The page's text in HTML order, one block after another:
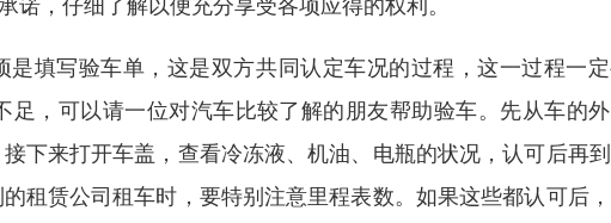
填写验车单，这是双方共同认定车况的过程，这一过程一
，可以请一位对汽车比较了解的朋友帮助验车。先从车的
下来打开车盖，查看冷冻液、机油、电瓶的状况，认可后再
租赁公司租车时，要特别注意里程表数。如果这些都认可后